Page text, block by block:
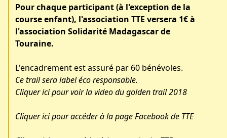
Pour chaque participant (à l'exception de la
course enfant), l'association TTE versera 1€ à
l'association Solidarité Madagascar de
Touraine.
L'encadrement est assuré par 60 bénévoles.
Ce trail sera label éco responsable.
Cliquer ici pour voir la video du golden trail 2018
Cliquer ici pour accéder à la page Facebook de TTE